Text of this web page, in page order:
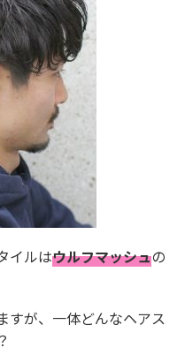
イルはウルフマッシュの
すが、一体どんなヘアス